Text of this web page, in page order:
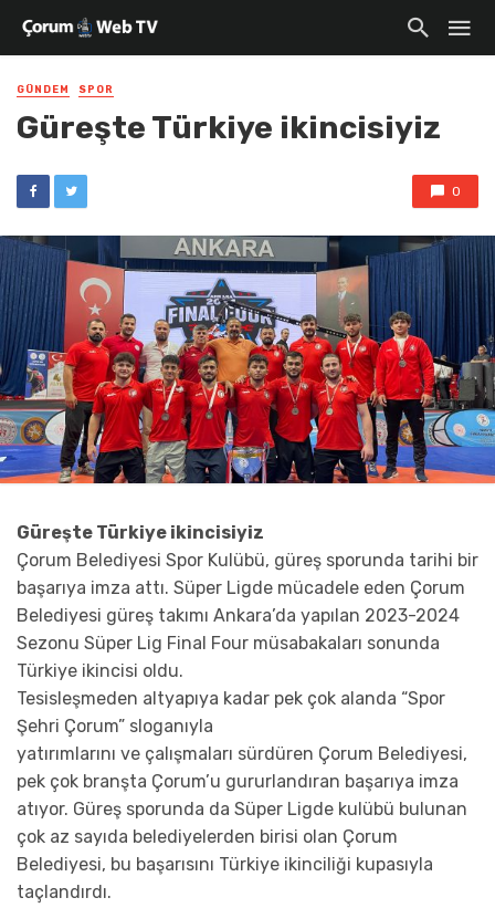
GÜNDEM SPOR
Güreşte Türkiye ikincisiyiz
0
Güreşte Türkiye ikincisiyiz
Çorum Belediyesi Spor Kulübü, güreş sporunda tarihi bir
başarıya imza attı. Süper Ligde mücadele eden Çorum
Belediyesi güreş takımı Ankara’da yapılan 2023-2024
Sezonu Süper Lig Final Four müsabakaları sonunda
Türkiye ikincisi oldu.
Tesisleşmeden altyapıya kadar pek çok alanda “Spor
Şehri Çorum” sloganıyla
yatırımlarını ve çalışmaları sürdüren Çorum Belediyesi,
pek çok branşta Çorum’u gururlandıran başarıya imza
atıyor. Güreş sporunda da Süper Ligde kulübü bulunan
çok az sayıda belediyelerden birisi olan Çorum
Belediyesi, bu başarısını Türkiye ikinciliği kupasıyla
taçlandırdı.